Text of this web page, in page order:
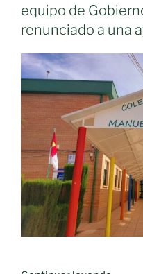
equipo de
renunciado a una